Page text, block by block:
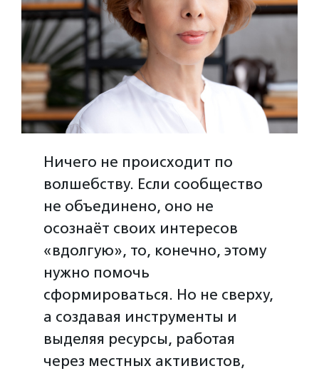
Ничего не происходит по
волшебству. Если сообщество
не объединено, оно не
осознаёт своих интересов
«вдолгую», то, конечно, этому
нужно помочь
сформироваться. Но не сверху,
а создавая инструменты и
выделяя ресурсы, работая
через местных активистов,